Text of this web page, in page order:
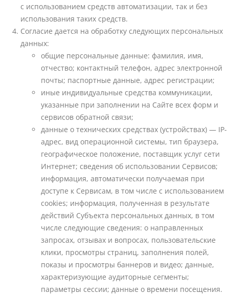
с использованием средств автоматизации, так и без
использования таких средств.
Согласие дается на обработку следующих персональных
данных:
общие персональные данные: фамилия, имя,
отчество; контактный телефон, адрес электронной
почты; паспортные данные, адрес регистрации;
иные индивидуальные средства коммуникации,
указанные при заполнении на Сайте всех форм и
сервисов обратной связи;
данные о технических средствах (устройствах) — IP-
адрес, вид операционной системы, тип браузера,
географическое положение, поставщик услуг сети
Интернет; сведения об использовании Сервисов;
информация, автоматически получаемая при
доступе к Сервисам, в том числе с использованием
cookies; информация, полученная в результате
действий Субъекта персональных данных, в том
числе следующие сведения: о направленных
запросах, отзывах и вопросах, пользовательские
клики, просмотры страниц, заполнения полей,
показы и просмотры баннеров и видео; данные,
характеризующие аудиторные сегменты;
параметры сессии; данные о времени посещения.